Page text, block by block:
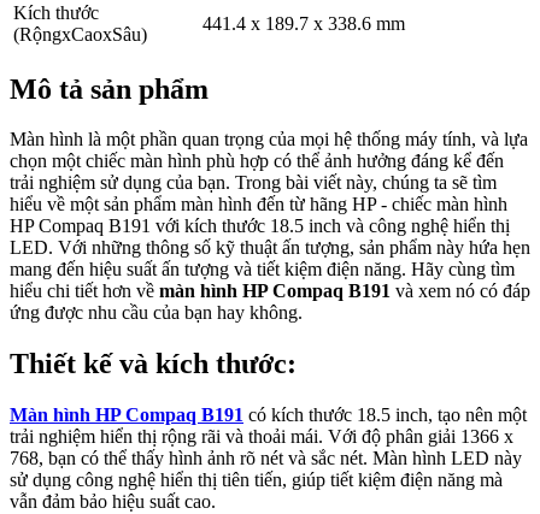
Kích thước
(RộngxCaoxSâu)
441.4 x 189.7 x 338.6 mm
Mô tả sản phẩm
Màn hình là một phần quan trọng của mọi hệ thống máy tính, và lựa
chọn một chiếc màn hình phù hợp có thể ảnh hưởng đáng kể đến
trải nghiệm sử dụng của bạn. Trong bài viết này, chúng ta sẽ tìm
hiểu về một sản phẩm màn hình đến từ hãng HP - chiếc màn hình
HP Compaq B191 với kích thước 18.5 inch và công nghệ hiển thị
LED. Với những thông số kỹ thuật ấn tượng, sản phẩm này hứa hẹn
mang đến hiệu suất ấn tượng và tiết kiệm điện năng. Hãy cùng tìm
hiểu chi tiết hơn về màn hình HP Compaq B191 và xem nó có đáp
ứng được nhu cầu của bạn hay không.
Thiết kế và kích thước:
Màn hình HP Compaq B191 có kích thước 18.5 inch, tạo nên một
trải nghiệm hiển thị rộng rãi và thoải mái. Với độ phân giải 1366 x
768, bạn có thể thấy hình ảnh rõ nét và sắc nét. Màn hình LED này
sử dụng công nghệ hiển thị tiên tiến, giúp tiết kiệm điện năng mà
vẫn đảm bảo hiệu suất cao.